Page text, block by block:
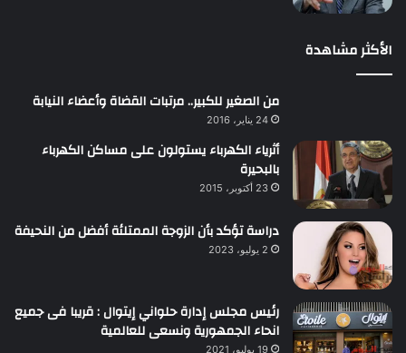
الأكثر مشاهدة
من الصغير للكبير.. مرتبات القضاة وأعضاء النيابة
24 يناير، 2016
أثرياء الكهرباء يستولون على مساكن الكهرباء
بالبحيرة
23 أكتوبر، 2015
دراسة تؤكد بأن الزوجة الممتلئة أفضل من النحيفة
2 يوليو، 2023
رئيس مجلس إدارة حلواني إيتوال : قريبا فى جميع
انحاء الجمهورية ونسعى للعالمية
19 يوليو، 2021